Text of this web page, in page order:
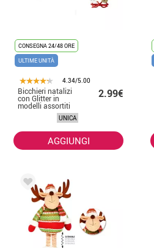
CONSEGNA 24/48 ORE
ULTIME UNITÀ
4.34/5.00
Bicchieri natalizi
con Glitter in
modelli assortiti
2.99€
UNICA
AGGIUNGI